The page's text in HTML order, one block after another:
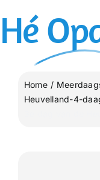
inhoud
Hé
Home
Heuvelland-4-